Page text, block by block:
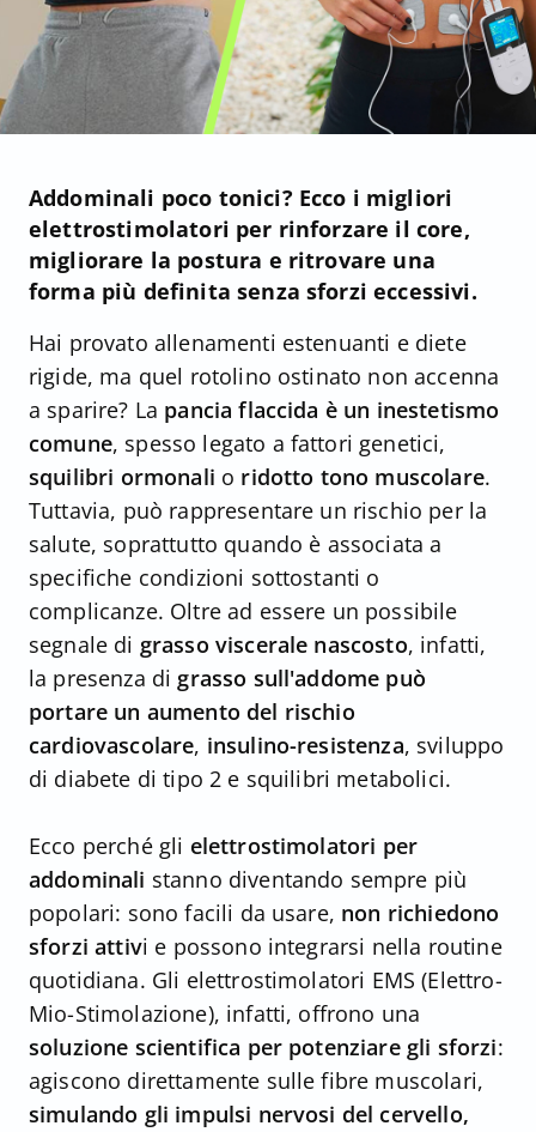
Addominali poco tonici? Ecco i migliori
elettrostimolatori per rinforzare il core,
migliorare la postura e ritrovare una
forma più definita senza sforzi eccessivi.
Hai provato allenamenti estenuanti e diete
rigide, ma quel rotolino ostinato non accenna
a sparire? La pancia flaccida è un inestetismo
comune, spesso legato a fattori genetici,
squilibri ormonali o ridotto tono muscolare.
Tuttavia, può rappresentare un rischio per la
salute, soprattutto quando è associata a
specifiche condizioni sottostanti o
complicanze. Oltre ad essere un possibile
segnale di grasso viscerale nascosto, infatti,
la presenza di grasso sull'addome può
portare un aumento del rischio
cardiovascolare, insulino-resistenza, sviluppo
di diabete di tipo 2 e squilibri metabolici.
Ecco perché gli elettrostimolatori per
addominali stanno diventando sempre più
popolari: sono facili da usare, non richiedono
sforzi attivi e possono integrarsi nella routine
quotidiana. Gli elettrostimolatori EMS (Elettro-
Mio-Stimolazione), infatti, offrono una
soluzione scientifica per potenziare gli sforzi:
agiscono direttamente sulle fibre muscolari,
simulando gli impulsi nervosi del cervello,